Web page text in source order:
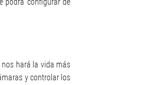
podrá configurar de
nos hará la vida más
y controlar los